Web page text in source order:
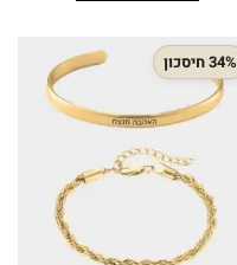
34% חיסכון